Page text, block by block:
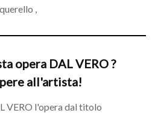
,
opera DAL VERO ?
all'artista!
VERO l'opera dal titolo